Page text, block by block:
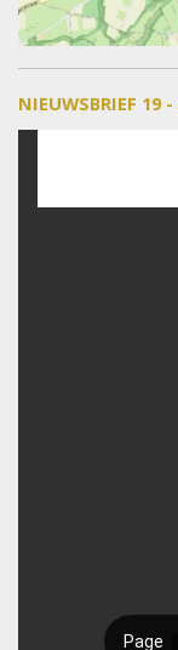
NIEUWSBRIEF 19